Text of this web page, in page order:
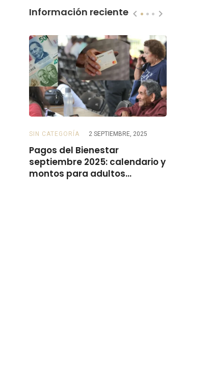
Información reciente
SIN CATEGORÍA 2 SEPTIEMBRE, 2025
Pagos del Bienestar
septiembre 2025: calendario y
montos para adultos